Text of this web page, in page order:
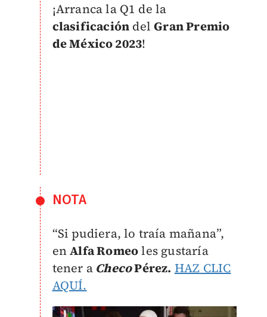
¡Arranca la Q1 de la
clasificación delGran Premio
de México 2023!
NOTA
“Si pudiera, lo traía mañana”,
enAlfa Romeoles gustaría
tener a ChecoPérez. HAZ CLIC
AQUÍ.